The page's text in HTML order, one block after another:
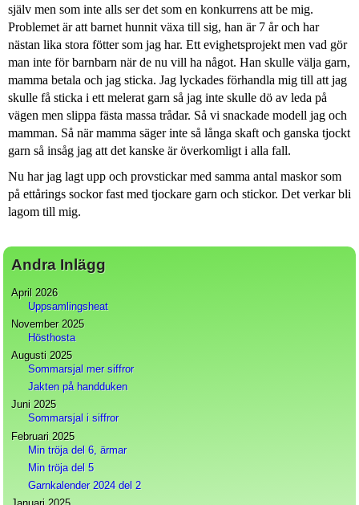
själv men som inte alls ser det som en konkurrens att be mig.
Problemet är att barnet hunnit växa till sig, han är 7 år och har
nästan lika stora fötter som jag har. Ett evighetsprojekt men vad gör
man inte för barnbarn när de nu vill ha något. Han skulle välja garn,
mamma betala och jag sticka. Jag lyckades förhandla mig till att jag
skulle få sticka i ett melerat garn så jag inte skulle dö av leda på
vägen men slippa fästa massa trådar. Så vi snackade modell jag och
mamman. Så när mamma säger inte så långa skaft och ganska tjockt
garn så insåg jag att det kanske är överkomligt i alla fall.
Nu har jag lagt upp och provstickar med samma antal maskor som
på ettårings sockor fast med tjockare garn och stickor. Det verkar bli
lagom till mig.
Andra Inlägg
April 2026
Uppsamlingsheat
November 2025
Hösthosta
Augusti 2025
Sommarsjal mer siffror
Jakten på handduken
Juni 2025
Sommarsjal i siffror
Februari 2025
Min tröja del 6, ärmar
Min tröja del 5
Garnkalender 2024 del 2